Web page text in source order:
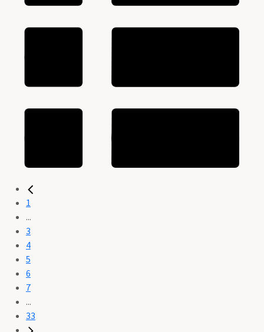
1
...
3
4
5
6
7
...
33